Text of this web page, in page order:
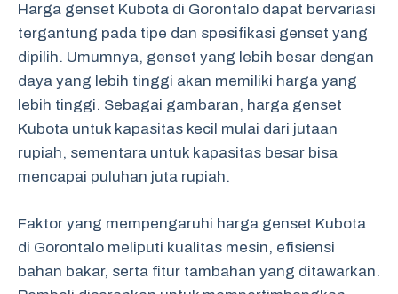
Harga genset Kubota di Gorontalo dapat bervariasi
tergantung pada tipe dan spesifikasi genset yang
dipilih. Umumnya, genset yang lebih besar dengan
daya yang lebih tinggi akan memiliki harga yang
lebih tinggi. Sebagai gambaran, harga genset
Kubota untuk kapasitas kecil mulai dari jutaan
rupiah, sementara untuk kapasitas besar bisa
mencapai puluhan juta rupiah.
Faktor yang mempengaruhi harga genset Kubota
di Gorontalo meliputi kualitas mesin, efisiensi
bahan bakar, serta fitur tambahan yang ditawarkan.